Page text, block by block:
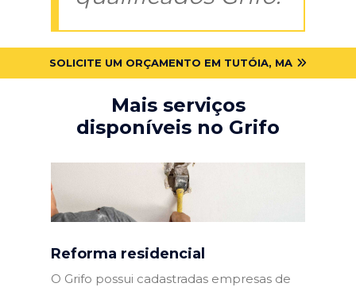
SOLICITE UM ORÇAMENTO EM TUTÓIA, MA
Mais serviços
disponíveis no Grifo
Reforma residencial
O Grifo possui cadastradas empresas de